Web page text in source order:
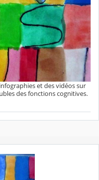
et des vidéos sur
des fonctions cognitives.